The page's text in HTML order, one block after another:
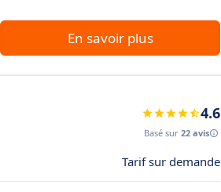
En savoir plus
4.6
Basé sur 22 avis
Tarif sur demande